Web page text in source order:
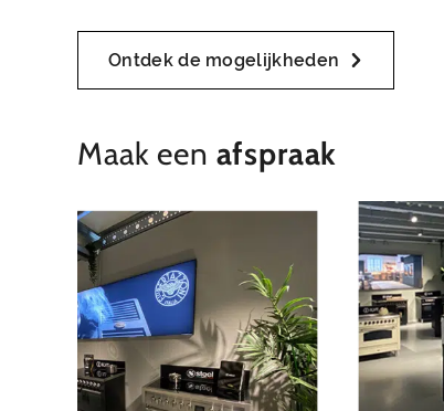
Ontdek de mogelijkheden
Maak een afspraak